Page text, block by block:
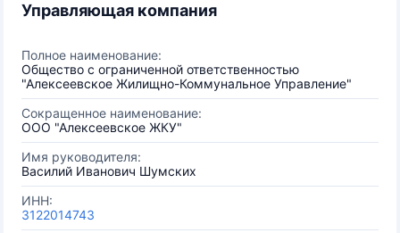
Управляющая компания
Полное наименование:
Общество с ограниченной ответственностью
"Алексеевское Жилищно-Коммунальное Управление"
Сокращенное наименование:
ООО "Алексеевское ЖКУ"
Имя руководителя:
Василий Иванович Шумских
ИНН:
3122014743